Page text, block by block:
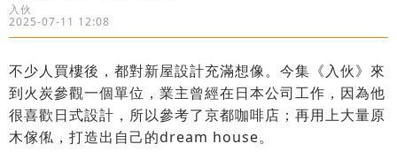
入伙
2025-07-11 12:08
不少人買樓後，都對新屋設計充滿想像。今集《入伙》來
到火炭參觀一個單位，業主曾經在日本公司工作，因為他
很喜歡日式設計，所以參考了京都咖啡店；再用上大量原
木傢俬，打造出自己的dream house。